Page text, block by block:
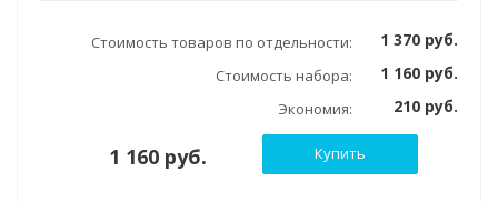
Стоимость товаров по отдельности: 1 370 руб.
Стоимость набора: 1 160 руб.
Экономия: 210 руб.
1 160 руб. Купить